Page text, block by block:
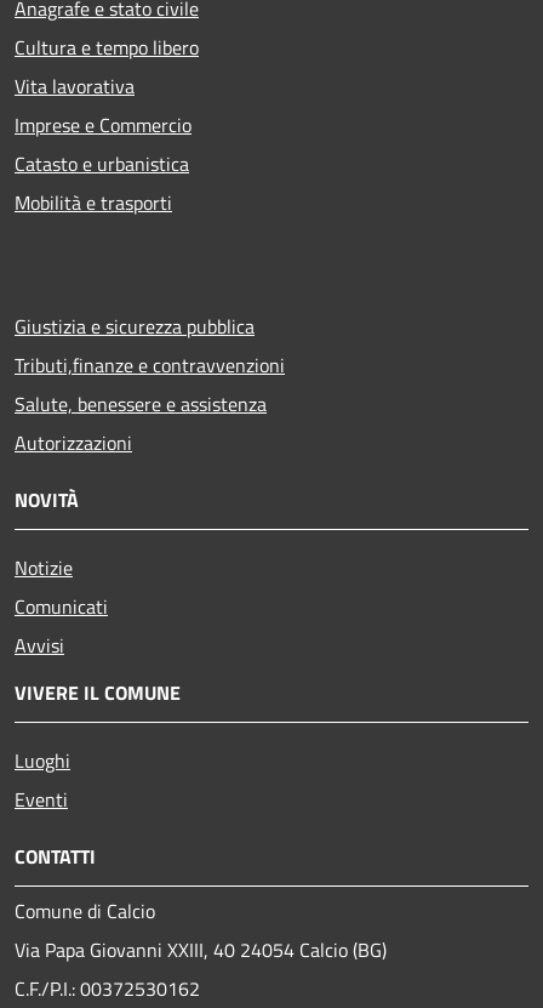
Anagrafe e stato civile
Cultura e tempo libero
Vita lavorativa
Imprese e Commercio
Catasto e urbanistica
Mobilità e trasporti
Giustizia e sicurezza pubblica
Tributi,finanze e contravvenzioni
Salute, benessere e assistenza
Autorizzazioni
NOVITÀ
Notizie
Comunicati
Avvisi
VIVERE IL COMUNE
Luoghi
Eventi
CONTATTI
Comune di Calcio
Via Papa Giovanni XXIII, 40 24054 Calcio (BG)
C.F./P.I.: 00372530162